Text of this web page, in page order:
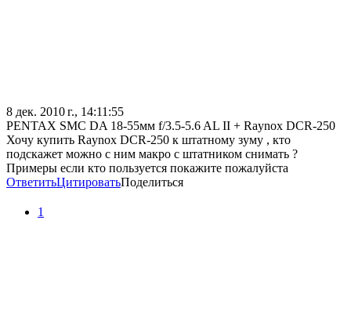
8 дек. 2010 г., 14:11:55
PENTAX SMC DA 18-55мм f/3.5-5.6 AL II + Raynox DCR-250
Хочу купить Raynox DCR-250 к штатному зуму , кто
подскажет можно с ним макро с штатником снимать ?
Примеры если кто пользуется покажите пожалуйста
ОтветитьЦитироватьПоделиться
1